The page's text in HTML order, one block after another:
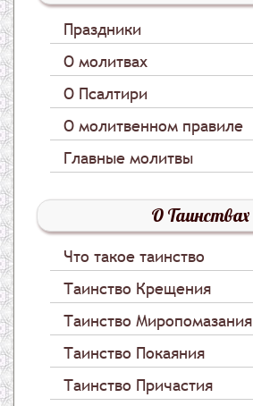
Праздники
О молитвах
О Псалтири
О молитвенном правиле
Главные молитвы
О Таинствах
Что такое таинство
Таинство Крещения
Таинство Миропомазания
Таинство Покаяния
Таинство Причастия